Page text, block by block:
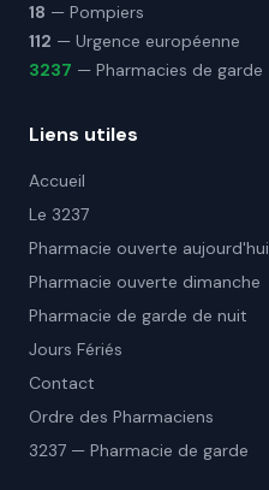
18 — Pompiers
112 — Urgence européenne
3237 — Pharmacies de garde
Liens utiles
Accueil
Le 3237
Pharmacie ouverte aujourd'hui
Pharmacie ouverte dimanche
Pharmacie de garde de nuit
Jours Fériés
Contact
Ordre des Pharmaciens
3237 — Pharmacie de garde